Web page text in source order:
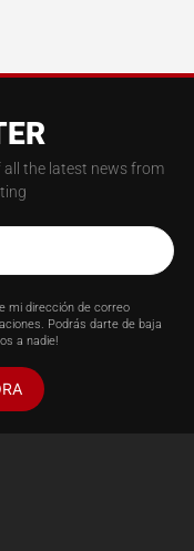
all the latest news from
mi dirección de correo
Podrás darte de baja
a nadie!